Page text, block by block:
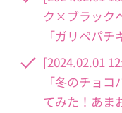
ク×ブラック
「ガリペパ
[2024.02.01
「冬のチョ
てみた！あま